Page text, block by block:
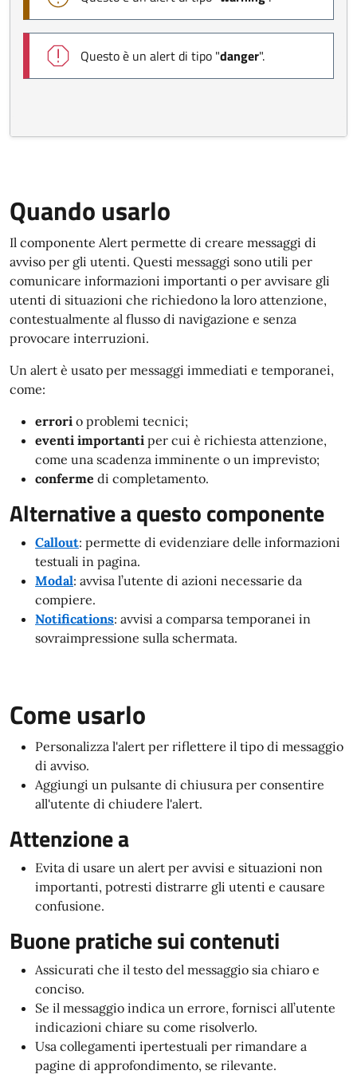
Quando usarlo
Il componente Alert permette di creare messaggi di
avviso per gli utenti. Questi messaggi sono utili per
comunicare informazioni importanti o per avvisare gli
utenti di situazioni che richiedono la loro attenzione,
contestualmente al flusso di navigazione e senza
provocare interruzioni.
Un alert è usato per messaggi immediati e temporanei,
come:
errori o problemi tecnici;
eventi importanti per cui è richiesta attenzione,
come una scadenza imminente o un imprevisto;
conferme di completamento.
Alternative a questo componente
Callout: permette di evidenziare delle informazioni
testuali in pagina.
Modal: avvisa l’utente di azioni necessarie da
compiere.
Notifications: avvisi a comparsa temporanei in
sovraimpressione sulla schermata.
Come usarlo
Personalizza l'alert per riflettere il tipo di messaggio
di avviso.
Aggiungi un pulsante di chiusura per consentire
all'utente di chiudere l'alert.
Attenzione a
Evita di usare un alert per avvisi e situazioni non
importanti, potresti distrarre gli utenti e causare
confusione.
Buone pratiche sui contenuti
Assicurati che il testo del messaggio sia chiaro e
conciso.
Se il messaggio indica un errore, fornisci all’utente
indicazioni chiare su come risolverlo.
Usa collegamenti ipertestuali per rimandare a
pagine di approfondimento, se rilevante.